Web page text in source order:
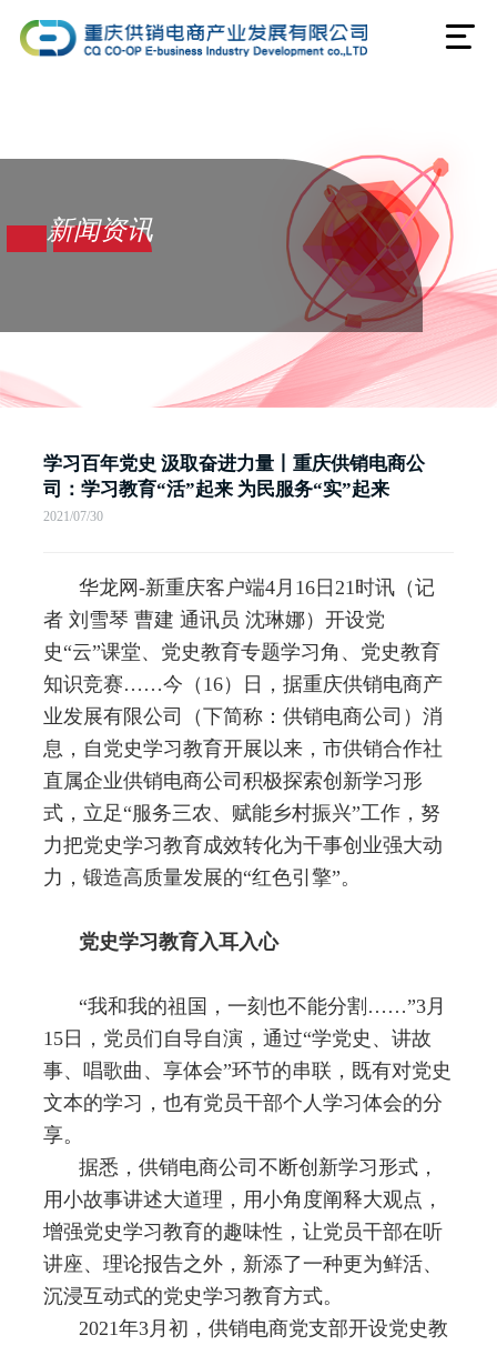
新闻资讯
学习百年党史 汲取奋进力量丨重庆供销电商公
司：学习教育“活”起来 为民服务“实”起来
2021/07/30
华龙网-新重庆客户端4月 16日 21 时讯（记
者 刘雪琴 曹建 通讯员 沈琳娜）开设党
史 “云”课堂、党史教育专题学习角、党史教育
知识竞赛……今（ 16）日，据重庆供销电商产
业发展有限公司（下简称：供销电商公司）消
息，自党史学习教育开展以来，市供销合作社
直属企业供销电商公司积极探索创新学习形
式，立足 “服务三农、赋能乡村振兴”工作，努
力把党史学习教育成效转化为干事创业强大动
力，锻造高质量发展的“红色引擎”。
党史学习教育入耳入心
“我和我的祖国，一刻也不能分割 ……”3月
15日，党员们自导自演，通过“学党史、讲故
事、唱歌曲、享体会”环节的串联，既有对党史
文本的学习，也有党员干部个人学习体会的分
享。
据悉，供销电商公司不断创新学习形式，
用小故事讲述大道理，用小角度阐释大观点，
增强党史学习教育的趣味性，让党员干部在听
讲座、理论报告之外，新添了一种更为鲜活、
沉浸互动式的党史学习教育方式。
2021年3月初，供销电商党支部开设党史教